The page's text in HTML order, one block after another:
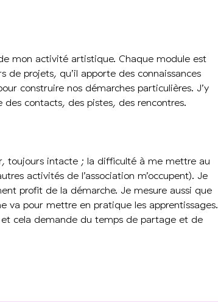
mon activité artistique. Chaque module est
projets, qu’il apporte des connaissances
construire nos démarches particulières. J’y
contacts, des pistes, des rencontres.
toujours intacte ; la difficulté à me mettre au
activités de l’association m’occupent). Je
profit de la démarche. Je mesure aussi que
va pour mettre en pratique les apprentissages.
cela demande du temps de partage et de